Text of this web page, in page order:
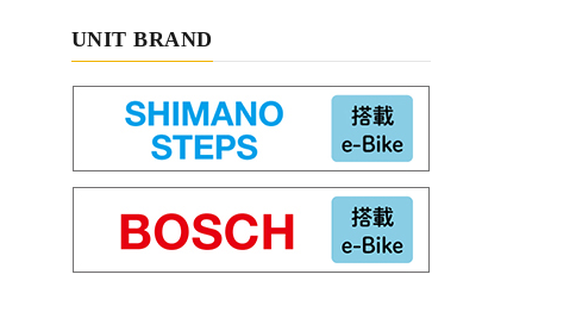
UNIT BRAND